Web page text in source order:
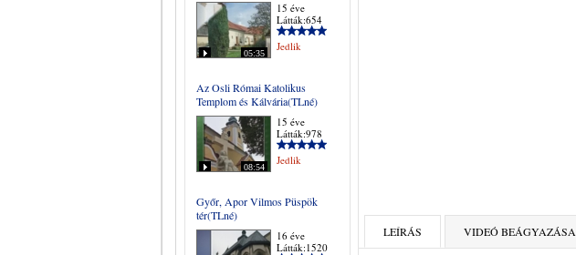
05:35
15 éve
Látták:654
Jedlik
Az Osli Római Katolikus
Templom és Kálvária(TLné)
08:54
15 éve
Látták:978
Jedlik
Győr, Apor Vilmos Püspök
tér(TLné)
16 éve
Látták:1520
LEÍRÁS VIDEÓ BEÁGYAZÁSA